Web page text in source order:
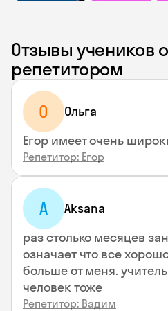
Отзывы учеников
репетитором
О Ольга
Егор имеет очень
Репетитор: Егор
A Aksana
раз столько месяцев
означает что все
больше от меня.
человек тоже
Репетитор: Вадим